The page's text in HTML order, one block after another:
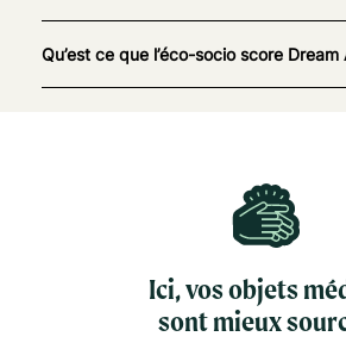
Qu’est ce que l’éco-socio score Dream
Ici, vos objets
sont mieux